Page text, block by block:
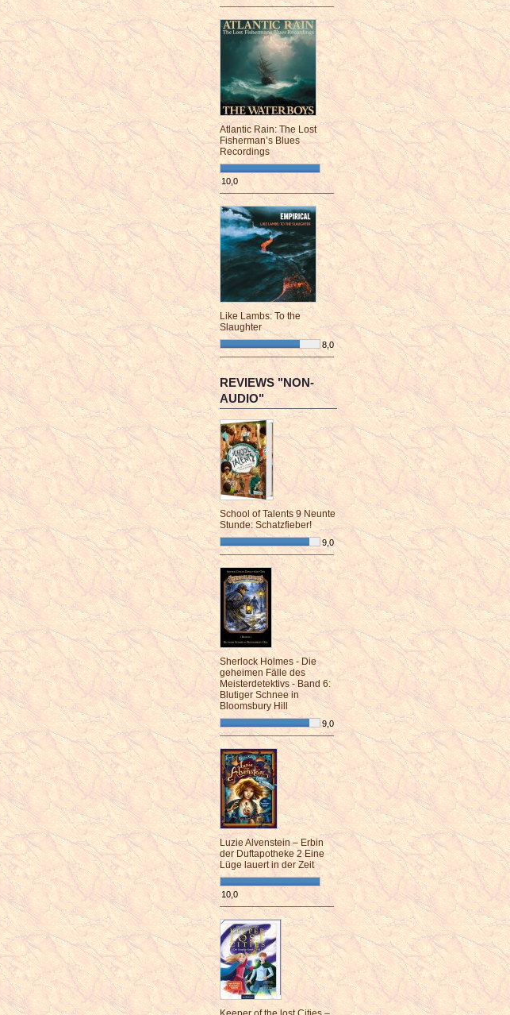
¯¯¯¯¯¯¯¯¯¯¯¯¯¯¯¯¯¯¯¯¯¯¯¯
Atlantic Rain: The Lost
Fisherman’s Blues
Recordings
10,0
¯¯¯¯¯¯¯¯¯¯¯¯¯¯¯¯¯¯¯¯¯¯¯¯
Like Lambs: To the
Slaughter
8,0
¯¯¯¯¯¯¯¯¯¯¯¯¯¯¯¯¯¯¯¯¯¯¯¯
REVIEWS "NON-
AUDIO"
School of Talents 9 Neunte
Stunde: Schatzfieber!
9,0
¯¯¯¯¯¯¯¯¯¯¯¯¯¯¯¯¯¯¯¯¯¯¯¯
Sherlock Holmes - Die
geheimen Fälle des
Meisterdetektivs - Band 6:
Blutiger Schnee in
Bloomsbury Hill
9,0
¯¯¯¯¯¯¯¯¯¯¯¯¯¯¯¯¯¯¯¯¯¯¯¯
Luzie Alvenstein – Erbin
der Duftapotheke 2 Eine
Lüge lauert in der Zeit
10,0
¯¯¯¯¯¯¯¯¯¯¯¯¯¯¯¯¯¯¯¯¯¯¯¯